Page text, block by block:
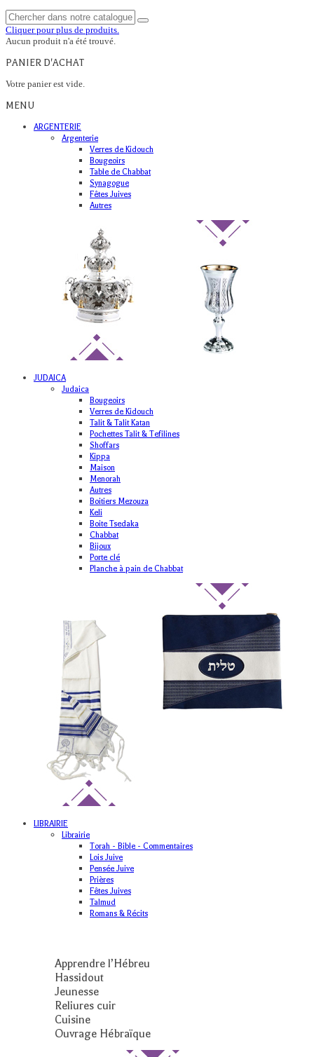
Cliquer pour plus de produits.
Aucun produit n'a été trouvé.
PANIER D'ACHAT
Votre panier est vide.
MENU
ARGENTERIE
Argenterie
Verres de Kidouch
Bougeoirs
Table de Chabbat
Synagogue
Fêtes Juives
Autres
JUDAICA
Judaica
Bougeoirs
Verres de Kidouch
Talit & Talit Katan
Pochettes Talit & Tefilines
Shoffars
Kippa
Maison
Menorah
Autres
Boitiers Mezouza
Keli
Boite Tsedaka
Chabbat
Bijoux
Porte clé
Planche à pain de Chabbat
LIBRAIRIE
Librairie
Torah - Bible - Commentaires
Lois Juive
Pensée Juive
Prières
Fêtes Juives
Talmud
Romans & Récits
Apprendre l’Hébreu
Hassidout
Jeunesse
Reliures cuir
Cuisine
Ouvrage Hébraïque